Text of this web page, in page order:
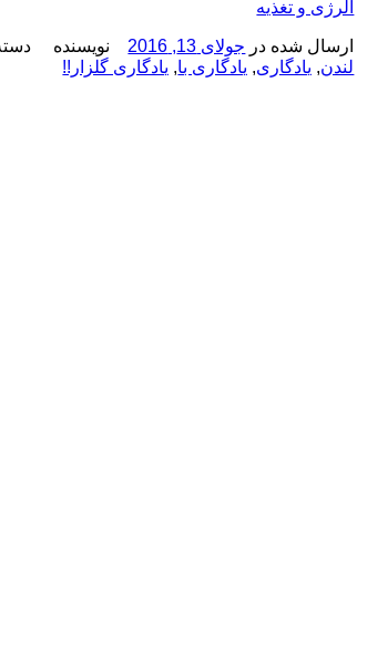
آلرژی و تغذیه
ارسال شده در جولای 13, 2016 نویسنده
لندن, یادگاری, یادگاری با, یادگاری گلزار!!